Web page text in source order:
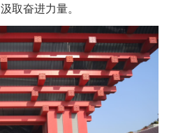
取奋进力量。